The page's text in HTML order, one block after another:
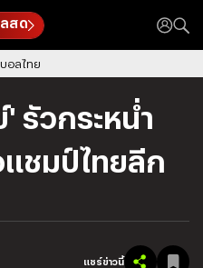
สด
อลไทย
รัวกระหน่ำ
ชมป์ไทยลีก
แชร์ข่าวนี้